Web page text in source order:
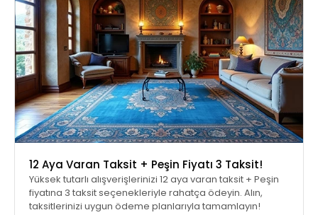
12 Aya Varan Taksit + Peşin Fiyatı 3 Taksit!
Yüksek tutarlı alışverişlerinizi 12 aya varan taksit + Peşin
fiyatına 3 taksit seçenekleriyle rahatça ödeyin. Alın,
taksitlerinizi uygun ödeme planlarıyla tamamlayın!